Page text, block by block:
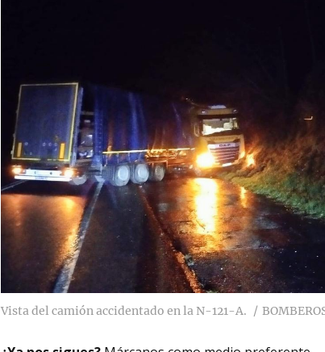
Vista del camión accidentado en la N-121-A.